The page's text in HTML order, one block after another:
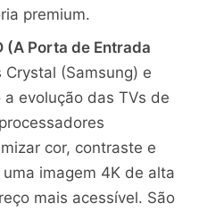
premium.
(A Porta de Entrada
Crystal (Samsung) e
a evolução das TVs de
cor, contraste e
imagem 4K de alta
mais acessível. São